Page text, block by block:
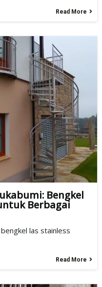
Read More
Bengkel
Berbagai
las stainless
Read More